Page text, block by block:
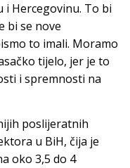
Hercegovinu. To bi
bi se nove
to imali. Moramo
tijelo, jer je to
i spremnosti na
poslijeratnih
u BiH, čija je
oko 3,5 do 4